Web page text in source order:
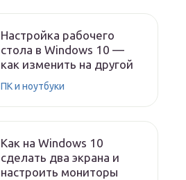
Настройка рабочего
стола в Windows 10 —
как изменить на другой
ПК и ноутбуки
Как на Windows 10
сделать два экрана и
настроить мониторы